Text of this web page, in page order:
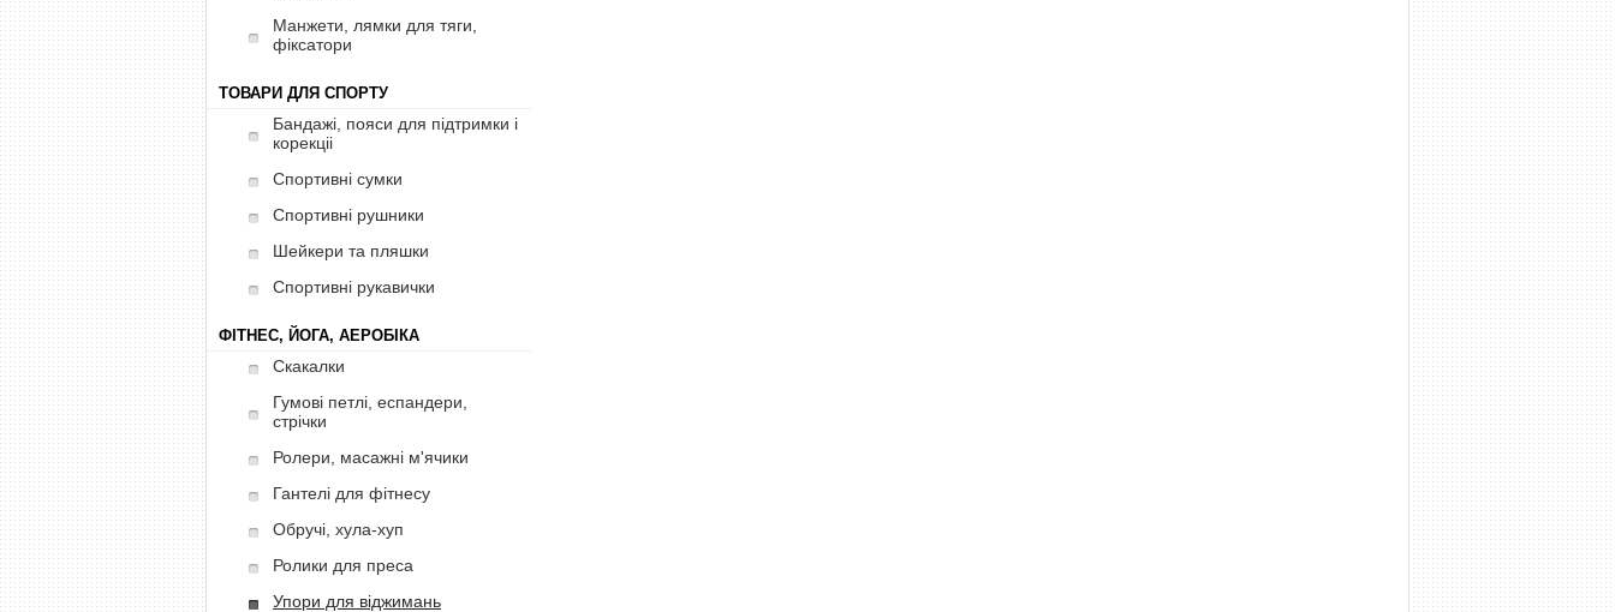
Манжети, лямки для тяги,
фіксатори
ТОВАРИ ДЛЯ СПОРТУ
Бандажі, пояси для підтримки і
корекціі
Спортивні сумки
Спортивні рушники
Шейкери та пляшки
Спортивні рукавички
ФІТНЕС, ЙОГА, АЕРОБІКА
Скакалки
Гумові петлі, еспандери,
стрічки
Ролери, масажні м'ячики
Гантелі для фітнесу
Обручі, хула-хуп
Ролики для преса
Упори для віджимань